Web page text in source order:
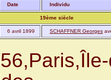
Date Individu
19ème siècle
6 avril 1899 SCHAFFNER Georges